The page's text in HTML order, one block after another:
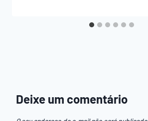
Deixe um comentário